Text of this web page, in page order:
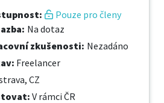
:
Pouze pro členy
: Na dotaz
zkušenosti: Nezadáno
: Freelancer
CZ
: V rámci ČR